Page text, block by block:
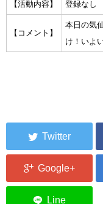
【活動内容】 登録なし
【コメント】
本日の気
け！いよ
ボランティア募集
ボランティアさん
編みっ娘たち紹介
KRA BLOG
リンク